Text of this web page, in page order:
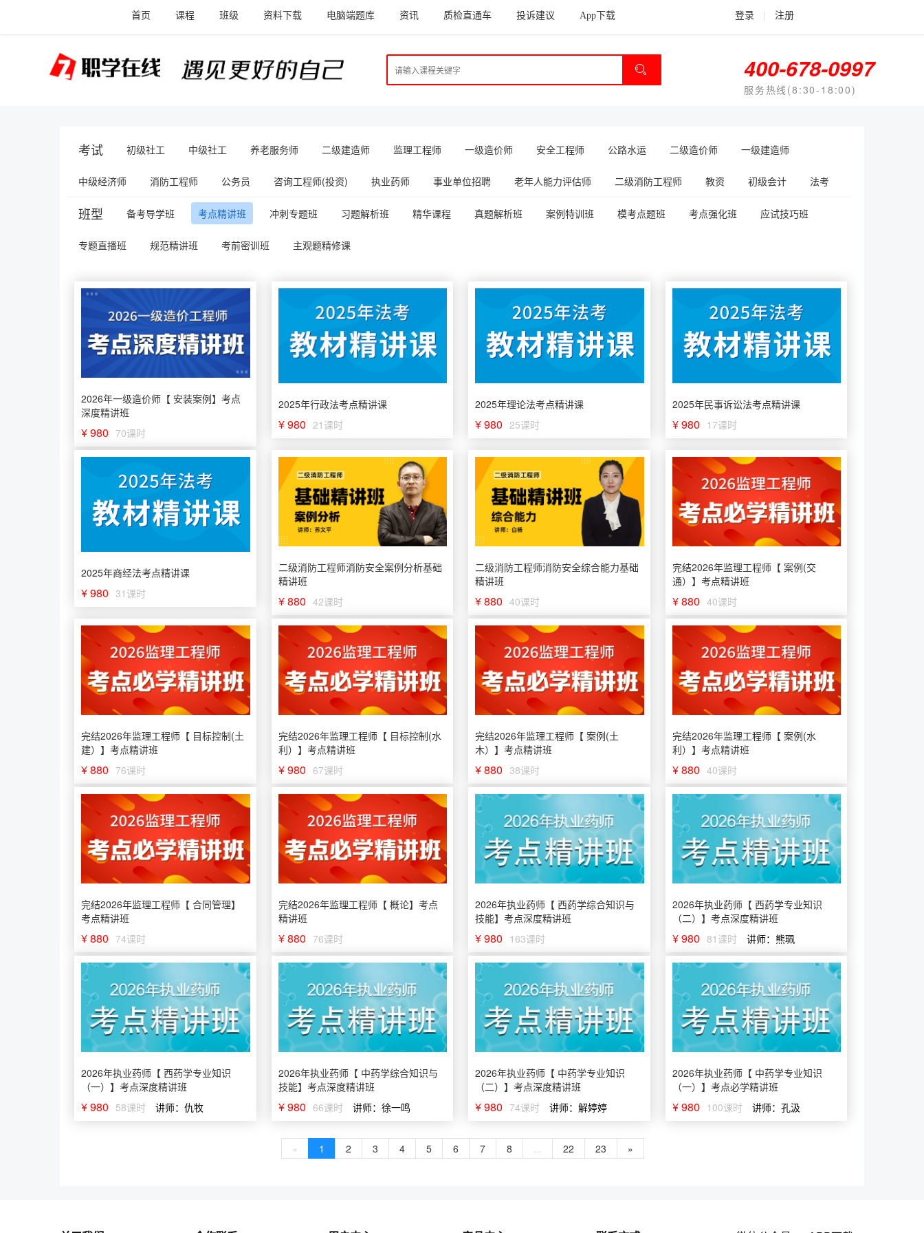
首页 课程 班级 资料下载 电脑端题库 资讯 质检直通车 投诉建议 App下载 登录 注册
400-678-0997
服务热线(8:30-18:00)
考试 初级社工 中级社工 养老服务师 二级建造师 监理工程师 一级造价师 安全工程师 公路水运 二级造价师 一级建造师
中级经济师 消防工程师 公务员 咨询工程师(投资) 执业药师 事业单位招聘 老年人能力评估师 二级消防工程师 教资 初级会计 法考
班型 备考导学班 考点精讲班 冲刺专题班 习题解析班 精华课程 真题解析班 案例特训班 模考点题班 考点强化班 应试技巧班
专题直播班 规范精讲班 考前密训班 主观题精修课
2026年一级造价师【 安装案例】考点
深度精讲班
¥ 980 70课时
2025年行政法考点精讲课
¥ 980 21课时
2025年理论法考点精讲课
¥ 980 25课时
2025年民事诉讼法考点精讲课
¥ 980 17课时
2025年商经法考点精讲课
¥ 980 31课时
二级消防工程师消防安全案例分析基础
精讲班
¥ 880 42课时
二级消防工程师消防安全综合能力基础
精讲班
¥ 880 40课时
完结2026年监理工程师【 案例(交
通）】考点精讲班
¥ 880 40课时
完结2026年监理工程师【 目标控制(土
建）】考点精讲班
¥ 880 76课时
完结2026年监理工程师【 目标控制(水
利）】考点精讲班
¥ 980 67课时
完结2026年监理工程师【 案例(土
木）】考点精讲班
¥ 880 38课时
完结2026年监理工程师【 案例(水
利）】考点精讲班
¥ 880 40课时
完结2026年监理工程师【 合同管理】
考点精讲班
¥ 880 74课时
完结2026年监理工程师【 概论】考点
精讲班
¥ 880 76课时
2026年执业药师【 西药学综合知识与
技能】考点深度精讲班
¥ 980 163课时
2026年执业药师【 西药学专业知识
（二）】考点深度精讲班
¥ 980 81课时 讲师：熊珮
2026年执业药师【 西药学专业知识
（一）】考点深度精讲班
¥ 980 58课时 讲师：仇牧
2026年执业药师【 中药学综合知识与
技能】考点深度精讲班
¥ 980 66课时 讲师：徐一鸣
2026年执业药师【 中药学专业知识
（二）】考点深度精讲班
¥ 980 74课时 讲师：解婷婷
2026年执业药师【 中药学专业知识
（一）】考点必学精讲班
¥ 980 100课时 讲师：孔汲
« 1 2 3 4 5 6 7 8 ... 22 23 »